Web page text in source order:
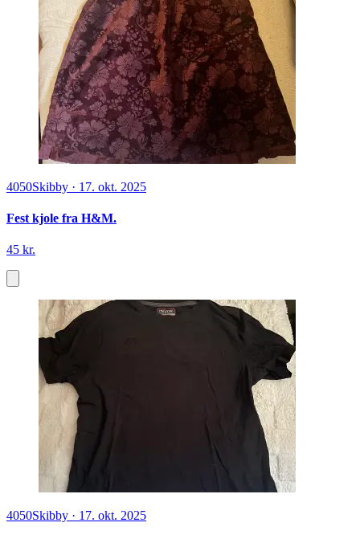
4050Skibby · 17. okt. 2025
Fest kjole fra H&M.
45 kr.
4050Skibby · 17. okt. 2025